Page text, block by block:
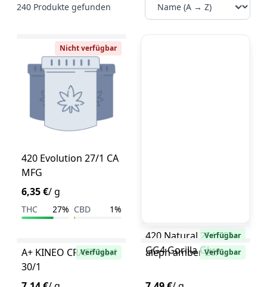
240 Produkte gefunden
Nicht verfügbar
420 Evolution 27/1 CA
MFG
6,35 €/ g
THC 27% CBD 1%
Verfügbar
420 Natural 25/1 CA
GG4 Gorilla Glue
Verfügbar
A+ KINEO CRAFT No.1
30/1
Verfügbar
aleph amber 26/1